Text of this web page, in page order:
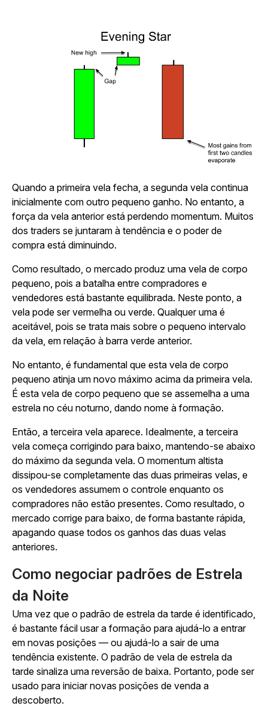
Quando a primeira vela fecha, a segunda vela continua
inicialmente com outro pequeno ganho. No entanto, a
força da vela anterior está perdendo momentum. Muitos
dos traders se juntaram à tendência e o poder de
compra está diminuindo.
Como resultado, o mercado produz uma vela de corpo
pequeno, pois a batalha entre compradores e
vendedores está bastante equilibrada. Neste ponto, a
vela pode ser vermelha ou verde. Qualquer uma é
aceitável, pois se trata mais sobre o pequeno intervalo
da vela, em relação à barra verde anterior.
No entanto, é fundamental que esta vela de corpo
pequeno atinja um novo máximo acima da primeira vela.
É esta vela de corpo pequeno que se assemelha a uma
estrela no céu noturno, dando nome à formação.
Então, a terceira vela aparece. Idealmente, a terceira
vela começa corrigindo para baixo, mantendo-se abaixo
do máximo da segunda vela. O momentum altista
dissipou-se completamente das duas primeiras velas, e
os vendedores assumem o controle enquanto os
compradores não estão presentes. Como resultado, o
mercado corrige para baixo, de forma bastante rápida,
apagando quase todos os ganhos das duas velas
anteriores.
Como negociar padrões de Estrela
da Noite
Uma vez que o padrão de estrela da tarde é identificado,
é bastante fácil usar a formação para ajudá-lo a entrar
em novas posições — ou ajudá-lo a sair de uma
tendência existente. O padrão de vela de estrela da
tarde sinaliza uma reversão de baixa. Portanto, pode ser
usado para iniciar novas posições de venda a
descoberto.